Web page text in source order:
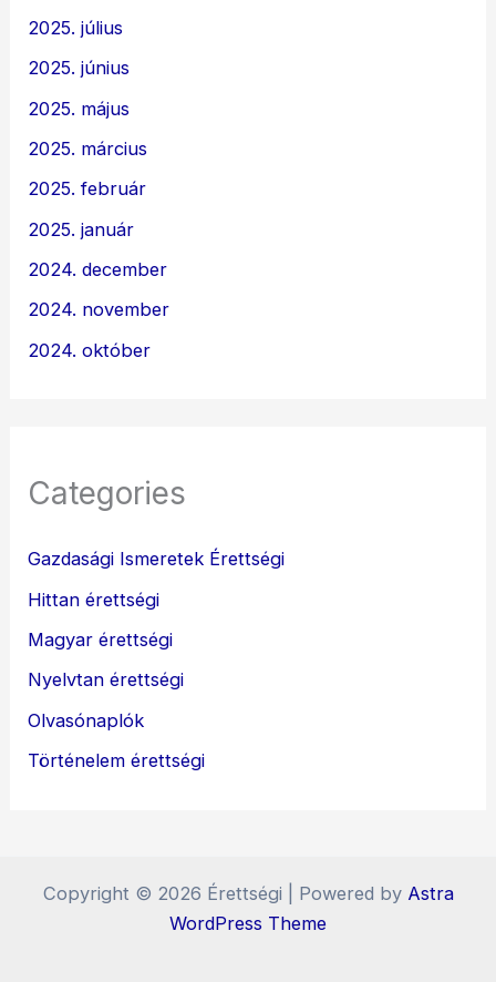
2025. július
2025. június
2025. május
2025. március
2025. február
2025. január
2024. december
2024. november
2024. október
Categories
Gazdasági Ismeretek Érettségi
Hittan érettségi
Magyar érettségi
Nyelvtan érettségi
Olvasónaplók
Történelem érettségi
Copyright © 2026 Érettségi | Powered by Astra
WordPress Theme